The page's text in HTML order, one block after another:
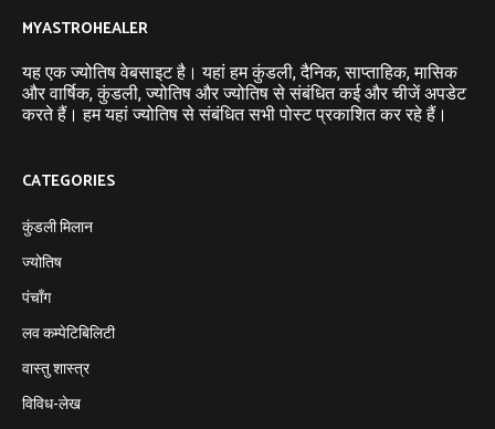
MYASTROHEALER
यह एक ज्योतिष वेबसाइट है। यहां हम कुंडली, दैनिक, साप्ताहिक, मासिक
और वार्षिक, कुंडली, ज्योतिष और ज्योतिष से संबंधित कई और चीजें अपडेट
करते हैं। हम यहां ज्योतिष से संबंधित सभी पोस्ट प्रकाशित कर रहे हैं।
CATEGORIES
कुंडली मिलान
ज्योतिष
पंचाँग
लव कम्पेटिबिलिटी
वास्तु शास्त्र
विविध-लेख